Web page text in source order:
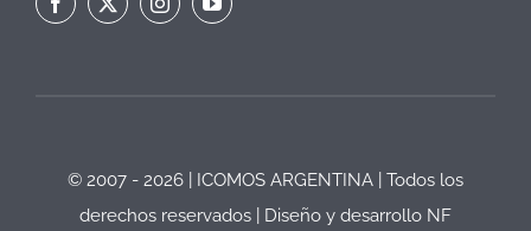
© 2007 - 2026 | ICOMOS ARGENTINA | Todos los
derechos reservados | Diseño y desarrollo NF